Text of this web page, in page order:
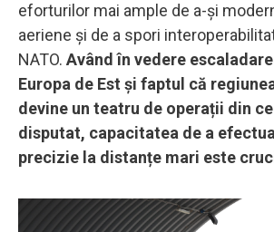
eforturilor mai ample de a-și
aeriene și de a spori
NATO. Având în vedere
Europa de Est și faptul că
devine un teatru de operații din
disputat, capacitatea de a
precizie la distanțe mari este